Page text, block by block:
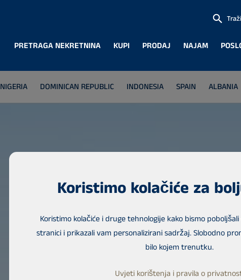
PRETRAGA NEKRETNINA KUPI PRODAJ NAJAM
Traži
NIGERIA DOMINICAN REPUBLIC INDONESIA SPAIN ALBANIA
Koristimo kolačiće za
Koristimo kolačiće i druge tehnologije kako bismo
stranici i prikazali vam personalizirani sadržaj. Slobodno
bilo kojem trenutku.
Uvjeti korištenja i pravila o